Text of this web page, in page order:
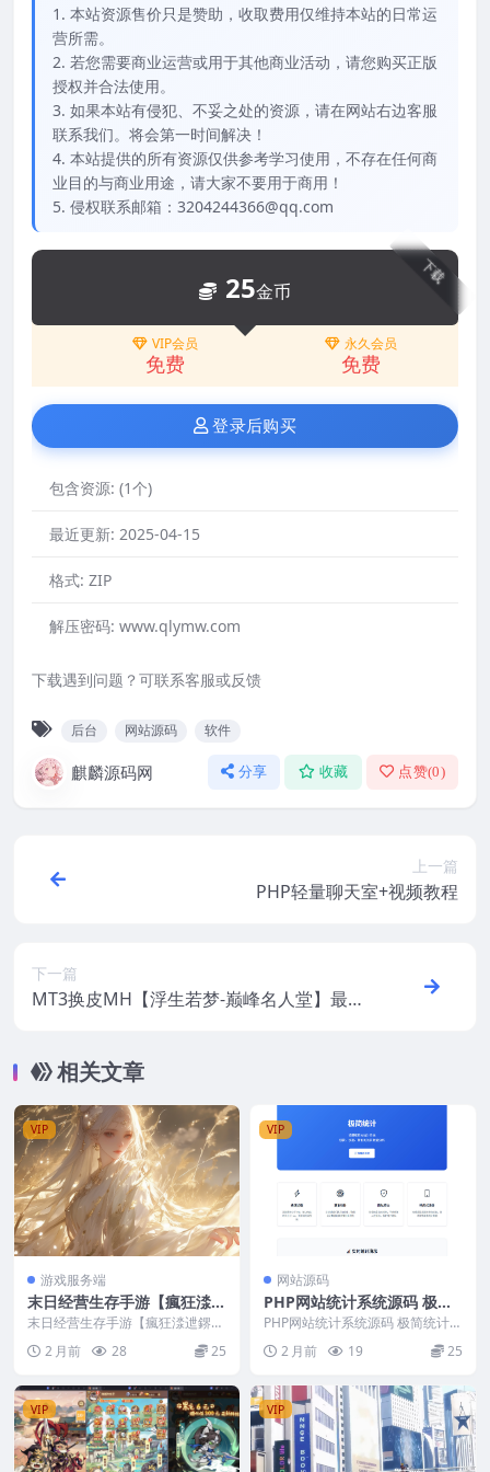
1. 本站资源售价只是赞助，收取费用仅维持本站的日常运
营所需。
2. 若您需要商业运营或用于其他商业活动，请您购买正版
授权并合法使用。
3. 如果本站有侵犯、不妥之处的资源，请在网站右边客服
联系我们。将会第一时间解决！
4. 本站提供的所有资源仅供参考学习使用，不存在任何商
业目的与商业用途，请大家不要用于商用！
5. 侵权联系邮箱：3204244366@qq.com
下载
25金币
VIP会员
免费
永久会员
免费
登录后购买
包含资源: (1个)
最近更新: 2025-04-15
格式: ZIP
解压密码: www.qlymw.com
下载遇到问题？可联系客服或反馈
后台 网站源码 软件
麒麟源码网 分享 收藏 点赞(0)
上一篇
PHP轻量聊天室+视频教程
下一篇
MT3换皮MH【浮生若梦-巅峰名人堂】最新
相关文章
VIP
游戏服务端
末日经营生存手游【瘋狂渁迣
鎅代金券内购S5赛季版】最
新整理CentOS手工服务端
+加解密工具+新管理后台+C
频教程
末日经营生存手游【瘋狂渁迣鎅代
金券内购S5赛季版】最新整理Cen
tOS手工服务端...
2 月前 28 25
VIP
网站源码
PHP网站统计系统源码 极简
统计 支持本地部署
PHP网站统计系统源码 极简统计
支持本地部署 核心特点 极简部
署：单文件统计，...
2 月前 19 25
VIP VIP